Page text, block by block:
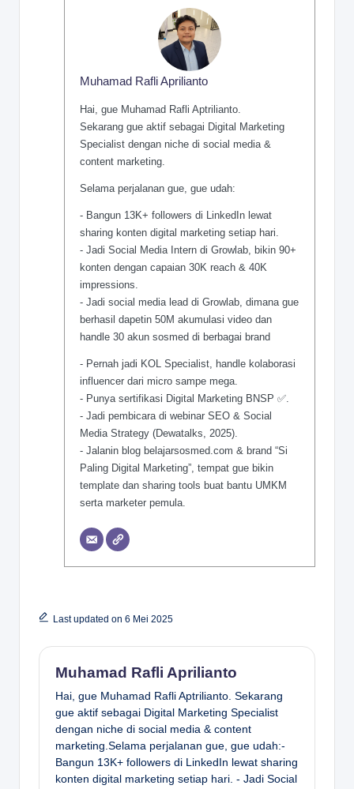
Muhamad Rafli Aprilianto
Hai, gue Muhamad Rafli Aptrilianto.
Sekarang gue aktif sebagai Digital Marketing
Specialist dengan niche di social media &
content marketing.
Selama perjalanan gue, gue udah:
- Bangun 13K+ followers di LinkedIn lewat
sharing konten digital marketing setiap hari.
- Jadi Social Media Intern di Growlab, bikin 90+
konten dengan capaian 30K reach & 40K
impressions.
- Jadi social media lead di Growlab, dimana gue
berhasil dapetin 50M akumulasi video dan
handle 30 akun sosmed di berbagai brand
- Pernah jadi KOL Specialist, handle kolaborasi
influencer dari micro sampe mega.
- Punya sertifikasi Digital Marketing BNSP ✅.
- Jadi pembicara di webinar SEO & Social
Media Strategy (Dewatalks, 2025).
- Jalanin blog belajarsosmed.com & brand “Si
Paling Digital Marketing”, tempat gue bikin
template dan sharing tools buat bantu UMKM
serta marketer pemula.
Last updated on 6 Mei 2025
Muhamad Rafli Aprilianto
Hai, gue Muhamad Rafli Aptrilianto. Sekarang
gue aktif sebagai Digital Marketing Specialist
dengan niche di social media & content
marketing.Selama perjalanan gue, gue udah:-
Bangun 13K+ followers di LinkedIn lewat sharing
konten digital marketing setiap hari. - Jadi Social